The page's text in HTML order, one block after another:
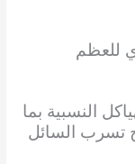
للعظم
النسبية بما
تسرب السائل